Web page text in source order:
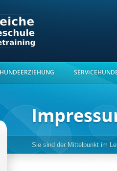
HUNDEERZIEHUNG
Sie sind der Mittelpunkt im